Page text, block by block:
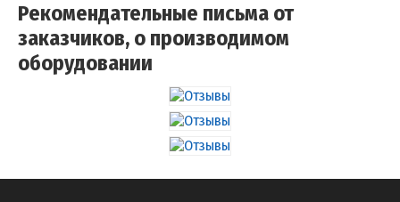
Рекомендательные письма от
заказчиков, о производимом
оборудовании